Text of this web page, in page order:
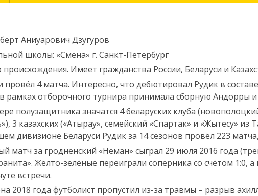
Аниуарович Дзугуров
школы: «Смена» г. Санкт-Петербург
происхождения. Имеет гражданства России, Беларуси и
провёл 4 матча. Интересно, что дебютировал Рудик в
рамках отборочного турнира принимала сборную Андорры и
полузащитника значатся 4 беларуских клуба
3 казахских («Атырау», семейский «Спартак» и «Жытесу» из
дивизионе Беларуси Рудик за 14 сезонов провёл 223
матч за гродненский «Неман» сыграл 29 июля 2016 года
Жёлто-зелёные переиграли соперника со счётом 1:0,
встречи.
2018 года футболист пропустил из-за травмы – разрыв